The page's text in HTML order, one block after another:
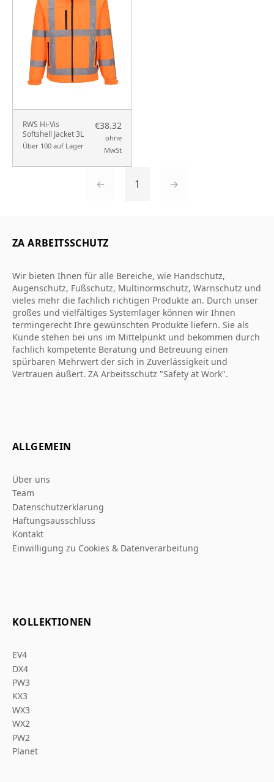
RWS Hi-Vis
Softshell Jacket 3L
Über 100 auf Lager
€38.32
ohne
MwSt
← 1 →
ZA ARBEITSSCHUTZ
Wir bieten Ihnen für alle Bereiche, wie Handschutz,
Augenschutz, Fußschutz, Multinormschutz, Warnschutz und
vieles mehr die fachlich richtigen Produkte an. Durch unser
großes und vielfältiges Systemlager können wir Ihnen
termingerecht Ihre gewünschten Produkte liefern. Sie als
Kunde stehen bei uns im Mittelpunkt und bekommen durch
fachlich kompetente Beratung und Betreuung einen
spürbaren Mehrwert der sich in Zuverlässigkeit und
Vertrauen äußert. ZA Arbeitsschutz "Safety at Work".
ALLGEMEIN
Über uns
Team
Datenschutzerklarung
Haftungsausschluss
Kontakt
Einwilligung zu Cookies & Datenverarbeitung
KOLLEKTIONEN
EV4
DX4
PW3
KX3
WX3
WX2
PW2
Planet